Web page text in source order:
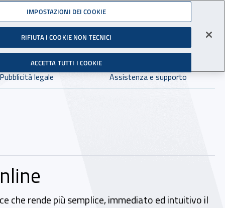
Infortuni sul Lavoro
Facebook - Sito esterno - Apertura in nuova finestra
X - Sito esterno - Apertura in nuova finestra
Instagram - Sito esterno - Apertura in
Linkedin - Sito esterno -
Youtube - Sito esterno -
Tiktok - SitoSpreaker -
Dove cercare:
in:tutto INAIL.it
Pubblicità legale Assistenza e supporto
che rende più semplice, immediato ed intuitivo il
IMPOSTAZIONI DEI COOKIE
RIFIUTA I COOKIE NON TECNICI
ACCETTA TUTTI I COOKIE